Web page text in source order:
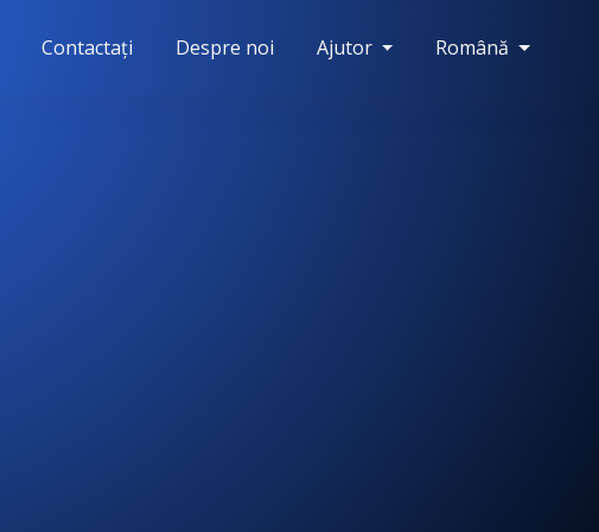
Contactați Despre noi Ajutor Română